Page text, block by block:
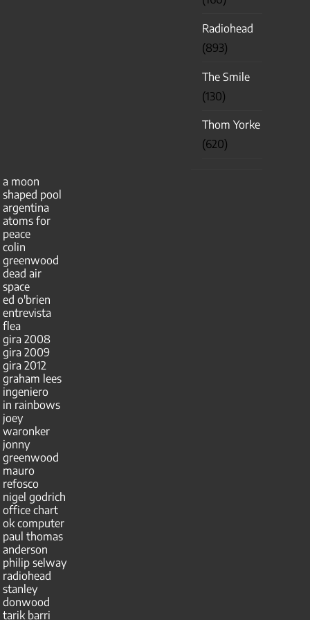
Radiohead
(893)
The Smile
(130)
Thom Yorke
(620)
a moon
shaped pool
argentina
atoms for
peace
colin
greenwood
dead air
space
ed o'brien
entrevista
flea
gira 2008
gira 2009
gira 2012
graham lees
ingeniero
in rainbows
joey
waronker
jonny
greenwood
mauro
refosco
nigel godrich
office chart
ok computer
paul thomas
anderson
philip selway
radiohead
stanley
donwood
tarik barri